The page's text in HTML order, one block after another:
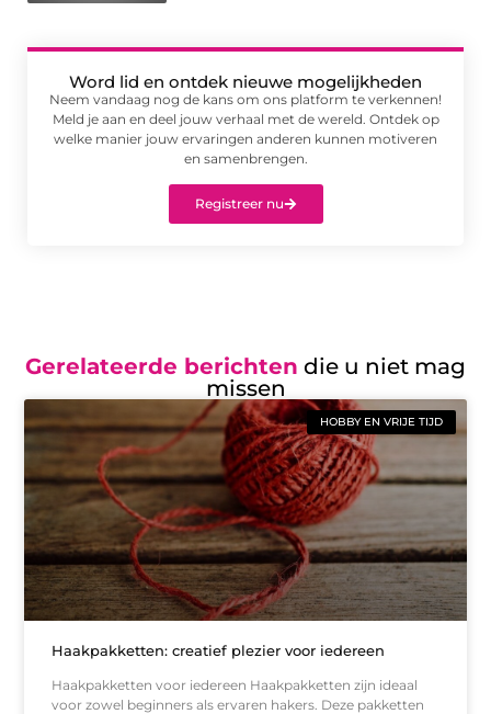
Word lid en ontdek nieuwe mogelijkheden
Neem vandaag nog de kans om ons platform te verkennen!
Meld je aan en deel jouw verhaal met de wereld. Ontdek op
welke manier jouw ervaringen anderen kunnen motiveren
en samenbrengen.
Registreer nu
Gerelateerde berichten die u niet mag
missen
HOBBY EN VRIJE TIJD
Haakpakketten: creatief plezier voor iedereen
Haakpakketten voor iedereen Haakpakketten zijn ideaal
voor zowel beginners als ervaren hakers. Deze pakketten